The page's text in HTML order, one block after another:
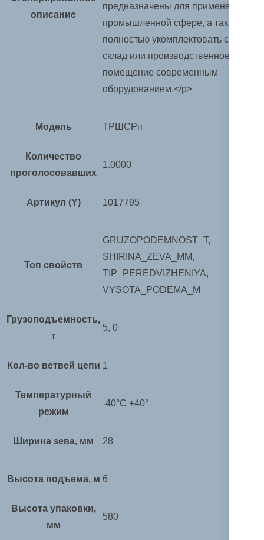
описание
предназначены для применения в
промышленной сфере, а также
полностью укомплектовать свой
склад или производственное
помещение современным
оборудованием.</p>
Модель ТРШСРп
Количество
проголосовавших
1.0000
Артикул (Y) 1017795
Топ свойств
GRUZOPODEMNOST_T,
SHIRINA_ZEVA_MM,
TIP_PEREDVIZHENIYA,
VYSOTA_PODEMA_M
Грузоподъемность,
т
5, 0
Кол-во ветвей цепи 1
Температурный
режим
-40°C +40°
Ширина зева, мм 28
Высота подъема, м 6
Высота упаковки,
мм
580